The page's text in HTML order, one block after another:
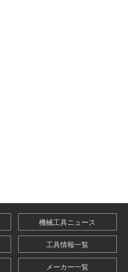
機械工具ニュース
工具情報一覧
メーカー一覧